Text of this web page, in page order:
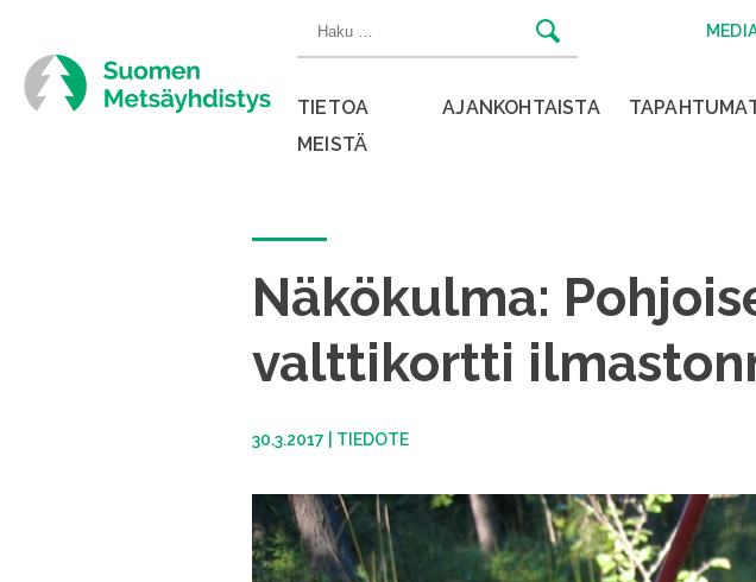
sisältöön
Haku:
TIETOA
MEISTÄ
AJANKOHTAISTA
Näkökulma:
valttikortti
30.3.2017 TIEDOTE